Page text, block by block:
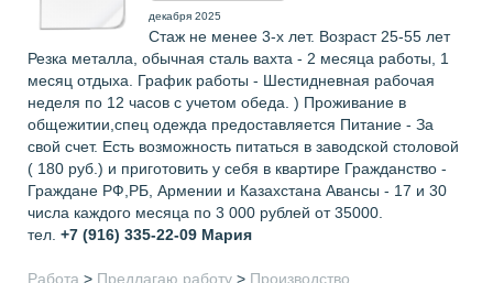
декабря 2025
Стаж не менее 3-х лет. Возраст 25-55 лет
Резка металла, обычная сталь вахта - 2 месяца работы, 1
месяц отдыха. График работы - Шестидневная рабочая
неделя по 12 часов с учетом обеда. ) Проживание в
общежитии,спец одежда предоставляется Питание - За
свой счет. Есть возможность питаться в заводской столовой
( 180 руб.) и приготовить у себя в квартире Гражданство -
Граждане РФ,РБ, Армении и Казахстана Авансы - 17 и 30
числа каждого месяца по 3 000 рублей от 35000.
тел. +7 (916) 335-22-09 Мария
Работа > Предлагаю работу > Производство